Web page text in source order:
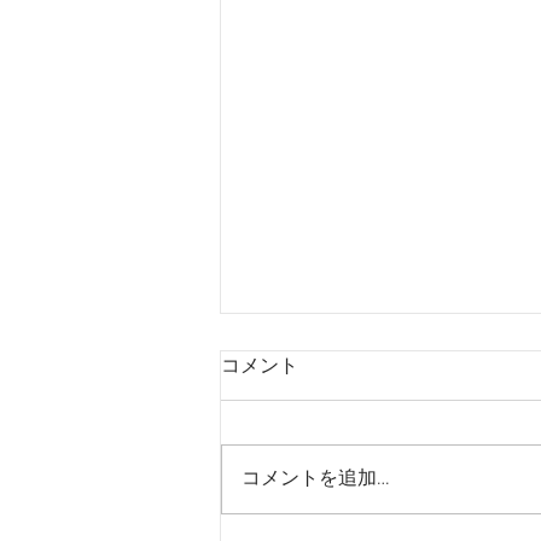
商品出荷に関して
現在月に1回の商品出荷となって
を個別に回答させていただきま
す。ご不便をおかけしますが、何
コメント
コメントを追加…